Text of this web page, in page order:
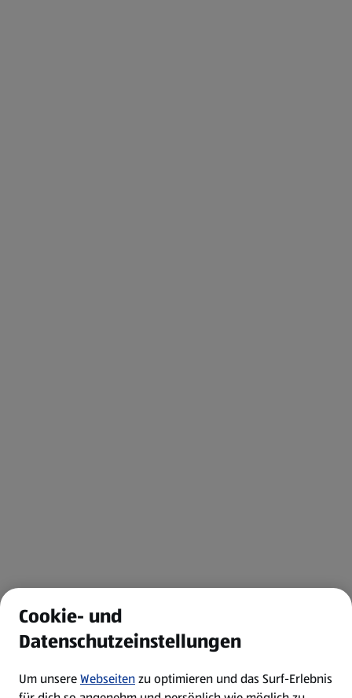
Cookie- und
Datenschutzeinstellungen
Um unsereWebseitenzu optimieren und das Surf-Erlebnis